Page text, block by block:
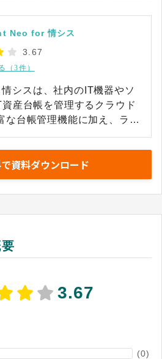
Neo for 情シス
3.67
（3件）
シスは、社内のIT機器やソ
産台帳を管理するクラウド
な台帳管理機能に加え、ラベ
却を実現します。 台帳を
フロー連携により、機器ごと
認できる社内ヘルプデスク
ドライセンス管理において
やソフトウェアなどのIT資
[2] 社内ヘルプデ
管理でセキュリティリスクを
資料ダウンロード
3.67
(0)